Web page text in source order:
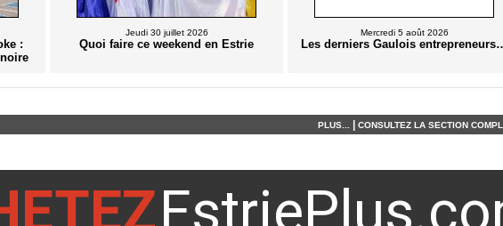
:
Jeudi 30 juillet 2026
Quoi faire ce weekend en Estrie
Mercredi 5 août 2026
Les derniers Gaulois
PLUS... CONSULTEZ LA SECTION